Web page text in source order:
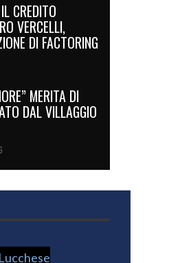
CREDITO
VERCELLI,
DI FACTORING
MERITA DI
DAL VILLAGGIO